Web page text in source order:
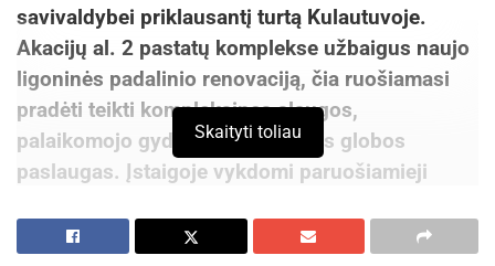
savivaldybei priklausantį turtą Kulautuvoje.
Akacijų al. 2 pastatų komplekse užbaigus naujo
ligoninės padalinio renovaciją, čia ruošiamasi
pradėti teikti kompleksines slaugos,
palaikomojo gydymo ir socialinės globos
paslaugas. Įstaigoje vykdomi paruošiamieji
ir dokumentacijos tvarkymas, formuojama
Skaityti toliau